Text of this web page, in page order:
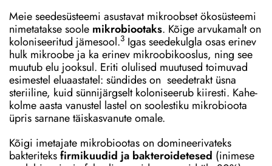
Meie seedesüsteemi asustavat mikroobset ökosüsteemi
nimetatakse soole mikrobiootaks. Kõige arvukamalt on
koloniseeritud jämesool.3 Igas seedekulgla osas erinev
hulk mikroobe ja ka erinev mikroobikooslus, ning see
muutub elu jooksul. Eriti olulised muutused toimuvad
esimestel eluaastatel: sündides on seedetrakt üsna
steriiline, kuid sünnijärgselt koloniseerub kiiresti. Kahe-
kolme aasta vanustel lastel on soolestiku mikrobioota
üpris sarnane täiskasvanute omale.
Kõigi imetajate mikrobiootas on domineerivateks
bakteriteksfirmikuudid ja bakteroidetesed (inimese